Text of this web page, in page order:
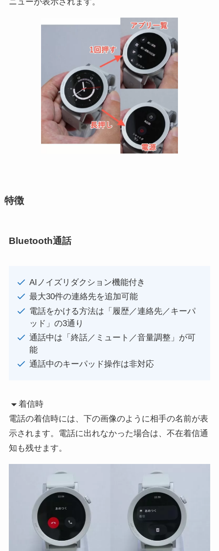
ニューが表示されます。
特徴
Bluetooth通話
AIノイズリダクション機能付き
最大30件の連絡先を追加可能
電話をかける方法は「履歴／連絡先／キーパ
ッド」の3通り
通話中は「終話／ミュート／音量調整」が可
能
通話中のキーパッド操作は非対応
着信時
電話の着信時には、下の画像のように相手の名前が表
示されます。電話に出れなかった場合は、不在着信通
知も残せます。